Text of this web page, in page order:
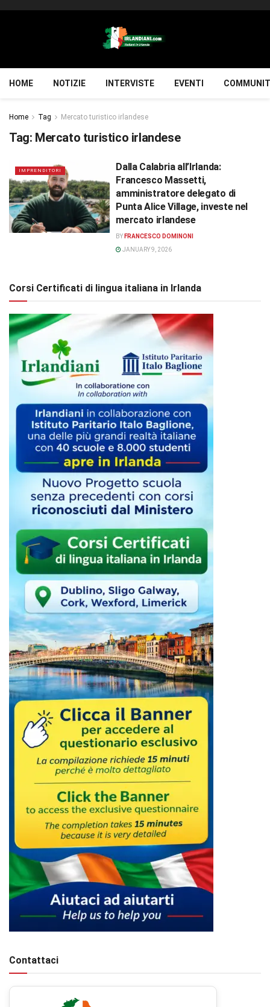
HOME NOTIZIE INTERVISTE EVENTI
Home Tag Mercato turistico irlandese
Tag: Mercato turistico irlandese
IMPRENDITORI
Dalla Calabria all’Irlanda:
Francesco Massetti,
amministratore delegato di
Punta Alice Village, investe nel
mercato irlandese
BY FRANCESCO DOMINONI
JANUARY 9, 2026
Corsi Certificati di lingua italiana in Irlanda
Contattaci